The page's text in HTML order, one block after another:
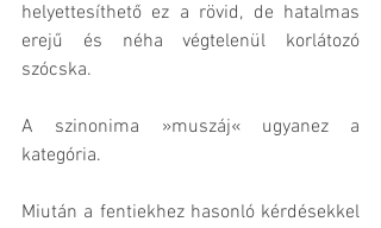
helyettesíthető ez a rövid, de hatalmas
erejű és néha végtelenül korlátozó
szócska.
A szinonima »muszáj« ugyanez a
kategória.
Miután a fentiekhez hasonló kérdésekkel